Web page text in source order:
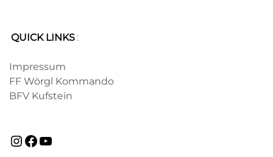
QUICK LINKS :
Impressum
FF Wörgl Kommando
BFV Kufstein